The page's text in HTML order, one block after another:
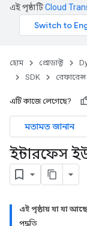
এই পৃষ্ঠাটিCloud
হোম প্রোডাক্ট
SDK
রেফারেন্স
এটি কাজে লেগেছে?
মতামত জানান
ইন্টারফেস
এই পৃষ্ঠায় যা যা আছে
পদ্ধতি